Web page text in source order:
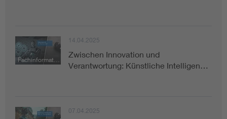
14.04.2025
Zwischen Innovation und
Verantwortung: Künstliche Intelligen…
07.04.2025